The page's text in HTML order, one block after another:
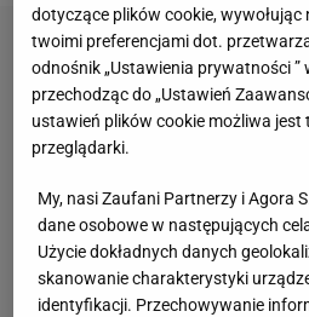
dotyczące plików cookie,
twoimi preferencjami dot.
odnośnik „Ustawienia prywatności ”
przechodząc do „Ustawień
ustawień plików cookie możliwa
przeglądarki.
My, nasi Zaufani Partnerzy i Agora
dane osobowe w następujących
Użycie dokładnych danych
skanowanie charakterystyki
identyfikacji. Przechowywanie